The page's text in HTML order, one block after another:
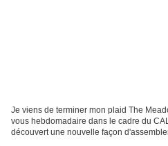
Je viens de terminer mon plaid The
vous hebdomadaire dans le cadre du
découvert une nouvelle façon